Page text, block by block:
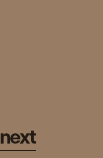
next